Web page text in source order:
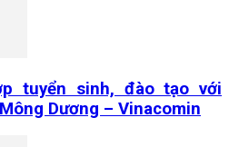
tuyển sinh, đào tạo với
Dương – Vinacomin